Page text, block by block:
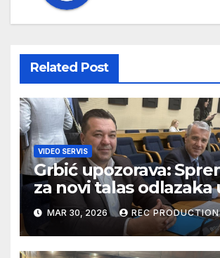
Related Post
VIDEO SERVIS
Grbić upozorava:
za novi talas odlazaka
Njemačku
MAR 30, 2026 REC PRODUCTION